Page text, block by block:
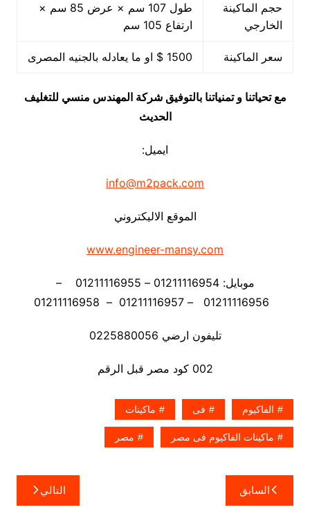
حجم الماكينة
الخارجي
طول 107 سم × عرض 85 سم ×
ارتفاع 105 سم
سعر الماكينة 1500 $ او ما يعادله بالجنيه المصرى
مع تحياتنا و تمنياتنا بالتوفيق شركة المهندس منسي للتغليف
الحديث
ايميل:
info@m2pack.com
الموقع الاليكتروني
www.engineer-mansy.com
موبايل: 01211116954 – 01211116955 –
تليفون ارضي 0225880056
002 كود مصر قبل الرقم
الفاكيوم فى ماكينات
ماكينات الفاكيوم فى مصر مصر
تصفّح
المقالات
السابق التالي